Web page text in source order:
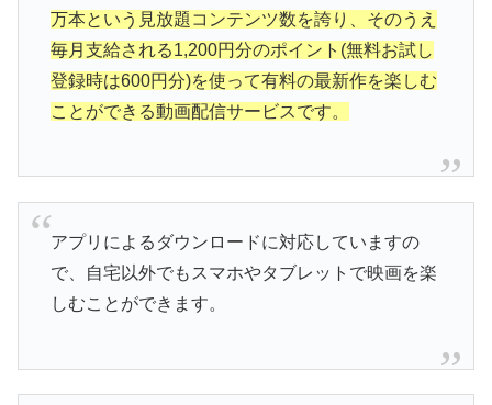
万本という見放題コンテンツ数を誇り、そのうえ
毎月支給される1,200円分のポイント(無料お試し
登録時は600円分)を使って有料の最新作を楽しむ
ことができる動画配信サービスです。
アプリによるダウンロードに対応していますの
で、自宅以外でもスマホやタブレットで映画を楽
しむことができます。